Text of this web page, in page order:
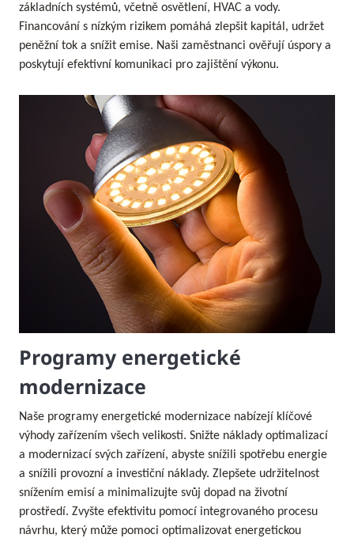
základních systémů, včetně osvětlení, HVAC a vody.
Financování s nízkým rizikem pomáhá zlepšit kapitál, udržet
peněžní tok a snížit emise. Naši zaměstnanci ověřují úspory a
poskytují efektivní komunikaci pro zajištění výkonu.
Programy energetické
modernizace
Naše programy energetické modernizace nabízejí klíčové
výhody zařízením všech velikostí. Snižte náklady optimalizací
a modernizací svých zařízení, abyste snížili spotřebu energie
a snížili provozní a investiční náklady. Zlepšete udržitelnost
snížením emisí a minimalizujte svůj dopad na životní
prostředí. Zvyšte efektivitu pomocí integrovaného procesu
návrhu, který může pomoci optimalizovat energetickou